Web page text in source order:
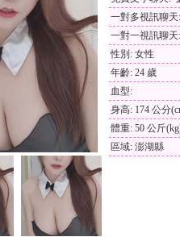
一對多視訊聊
一對一視訊聊
性別: 女性
年齡: 24 歲
血型:
身高: 174 公分
體重: 50 公斤
區域: 澎湖縣